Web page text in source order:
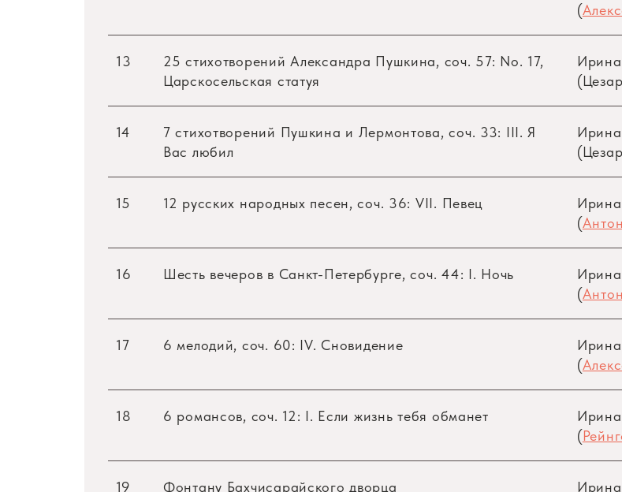
советская певица выступает на сценах крупнейших оперных театров и
Необычайно развитая музыкальная чуткость и вкус, высокая
И. Архиповой плодотворно работать не только в оперном театре, но и в
концертный репертуар включает многие шедевры мировой классики,
Отечественная музыкальная культура — основное направление
раскрываются ее талант, богатство души, артистические достоинства,
«русский размах и глубину чувств, огромный диапазон динамических
(
13
25 стихотворений Александра Пушкина, соч. 57: No. 17,
Царскосельская статуя
Ирина
14
7 стихотворений Пушкина и Лермонтова, соч. 33: III. Я
Вас любил
Ирина
15 12 русских народных песен, соч. 36: VII. Певец
Ирина
(
16 Шесть вечеров в Санкт-Петербурге, соч. 44: I. Ночь
Ирина
(
17 6 мелодий, соч. 60: IV. Сновидение
Ирина
(
18 6 романсов, соч. 12: I. Если жизнь тебя обманет
Ирина
(
19 Фонтану Бахчисарайского дворца Ирина